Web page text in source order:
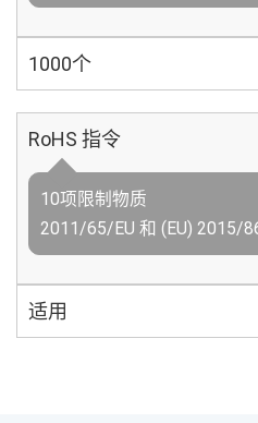
1000个
RoHS 指令
10项限制物质
2011/65/EU 和 (EU) 2015/
适用